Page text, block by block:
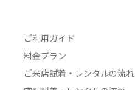
ご利用ガイド
料金プラン
ご来店試着・レンタルの流れ